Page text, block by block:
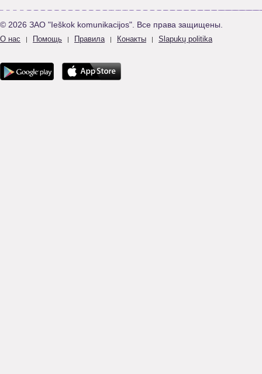
© 2026 ЗАО "Ieškok komunikacijos". Все права защищены.
О нас | Помощь | Правила | Конакты | Slapukų politika